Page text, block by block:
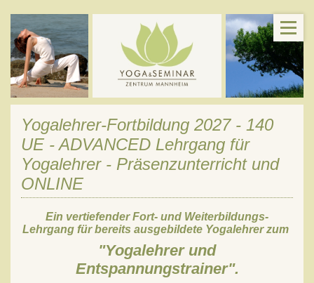
Yogalehrer-Fortbildung 2027 - 140
UE - ADVANCED Lehrgang für
Yogalehrer - Präsenzunterricht und
ONLINE
Ein vertiefender Fort- und Weiterbildungs-
Lehrgang für bereits ausgebildete Yogalehrer zum
"Yogalehrer und
Entspannungstrainer".